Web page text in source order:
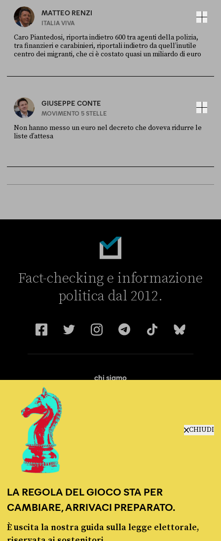
CHIUDI
LA REGOLA DEL GIOCO STA PER
CAMBIARE, ARRIVACI PREPARATO.
È uscita la nostra guida sulla legge elettorale,
MATTEO RENZI
ITALIA VIVA
Caro Piantedosi, riporta indietro 600 tra agenti della polizia,
tra finanzieri e carabinieri, riportali indietro da quell’inutile
centro dei migranti, che ci è costato quasi un miliardo di euro
GIUSEPPE CONTE
MOVIMENTO 5 STELLE
Non hanno messo un euro nel decreto che doveva ridurre le
liste d’attesa
Fact-checking e informazione
politica dal 2012.
chi siamo
© Pagella Politica 2012 - 2026